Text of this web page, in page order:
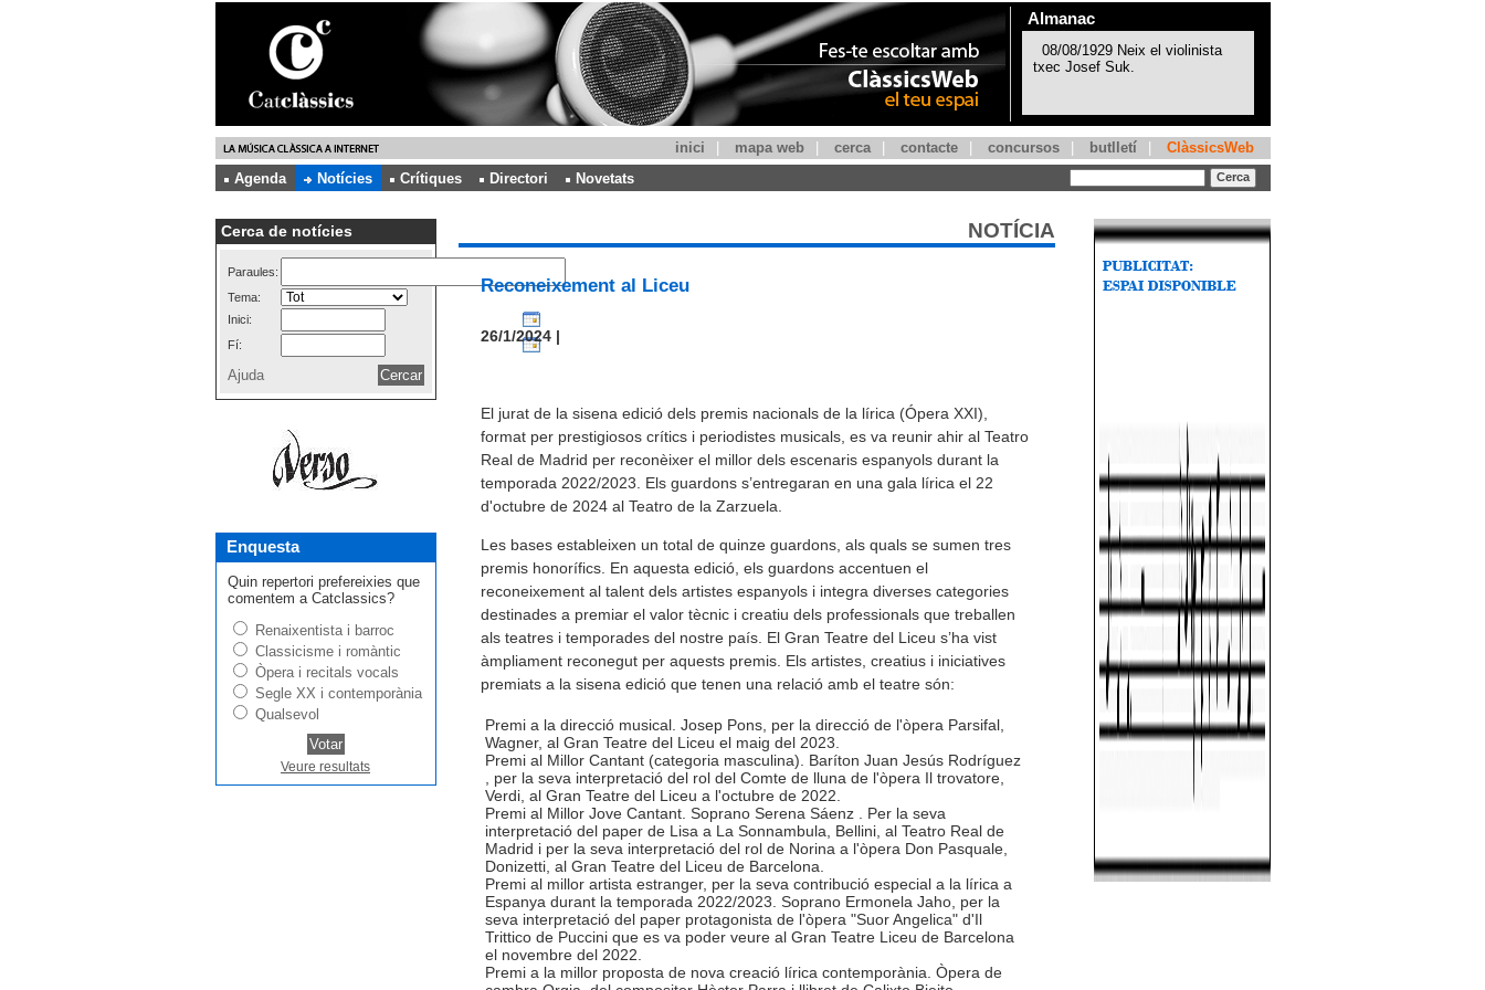
Almanac
inici mapa web cerca contacte concursos butlletí
ClàssicsWeb
Agenda
Notícies Crítiques Directori Novetats
Cerca de notícies
Paraules:
Tema:
Inici:
Fí:
Ajuda
Enquesta
Quin repertori prefereixies que
comentem a Catclassics?
Renaixentista i barroc
Classicisme i romàntic
Òpera i recitals vocals
Segle XX i contemporània
Qualsevol
Veure resultats
NOTÍCIA
Reconeixement al Liceu
26/1/2024 |
El jurat de la sisena edició dels premis nacionals de la lírica (Ópera XXI),
format per prestigiosos crítics i periodistes musicals, es va reunir ahir al Teatro
Real de Madrid per reconèixer el millor dels escenaris espanyols durant la
temporada 2022/2023. Els guardons s’entregaran en una gala lírica el 22
d'octubre de 2024 al Teatro de la Zarzuela.
Les bases estableixen un total de quinze guardons, als quals se sumen tres
premis honorífics. En aquesta edició, els guardons accentuen el
reconeixement al talent dels artistes espanyols i integra diverses categories
destinades a premiar el valor tècnic i creatiu dels professionals que treballen
als teatres i temporades del nostre país. El Gran Teatre del Liceu s’ha vist
àmpliament reconegut per aquests premis. Els artistes, creatius i iniciatives
premiats a la sisena edició que tenen una relació amb el teatre són:
Premi a la direcció musical. Josep Pons, per la direcció de l'òpera Parsifal,
Wagner, al Gran Teatre del Liceu el maig del 2023.
Premi al Millor Cantant (categoria masculina). Baríton Juan Jesús Rodríguez
, per la seva interpretació del rol del Comte de lluna de l'òpera Il trovatore,
Verdi, al Gran Teatre del Liceu a l'octubre de 2022.
Premi al Millor Jove Cantant. Soprano Serena Sáenz . Per la seva
interpretació del paper de Lisa a La Sonnambula, Bellini, al Teatro Real de
Madrid i per la seva interpretació del rol de Norina a l'òpera Don Pasquale,
Donizetti, al Gran Teatre del Liceu de Barcelona.
Premi al millor artista estranger, per la seva contribució especial a la lírica a
Espanya durant la temporada 2022/2023. Soprano Ermonela Jaho, per la
seva interpretació del paper protagonista de l'òpera "Suor Angelica" d'Il
Trittico de Puccini que es va poder veure al Gran Teatre Liceu de Barcelona
el novembre del 2022.
Premi a la millor proposta de nova creació lírica contemporània. Òpera de